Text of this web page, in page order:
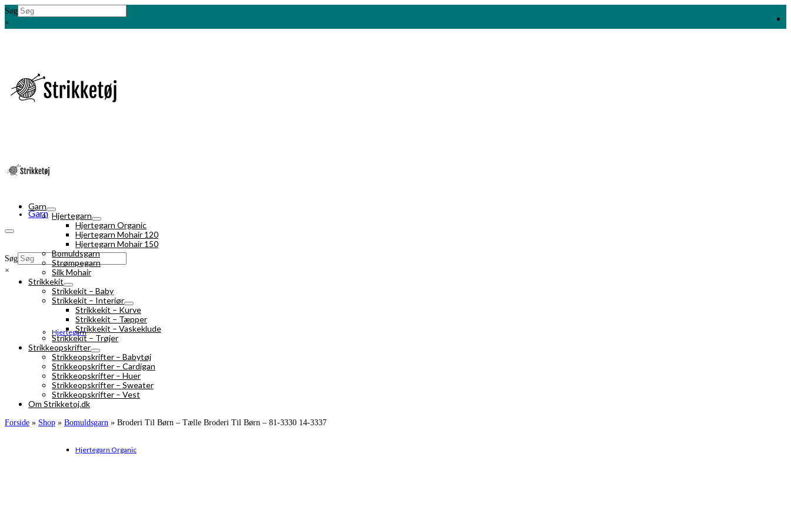
Søg
×
Garn
Hjertegarn
Hjertegarn Organic
Søg
×
Garn
Hjertegarn
Hjertegarn Organic
Hjertegarn Mohair 120
Hjertegarn Mohair 150
Bomuldsgarn
Strømpegarn
Silk Mohair
Strikkekit
Strikkekit – Baby
Strikkekit – Interiør
Strikkekit – Kurve
Strikkekit – Tæpper
Strikkekit – Vaskeklude
Strikkekit – Trøjer
Strikkeopskrifter
Strikkeopskrifter – Babytøj
Strikkeopskrifter – Cardigan
Strikkeopskrifter – Huer
Strikkeopskrifter – Sweater
Strikkeopskrifter – Vest
Om Strikketoj.dk
Forside » Shop » Bomuldsgarn » Broderi Til Børn – Tælle Broderi Til Børn – 81-3330 14-3337